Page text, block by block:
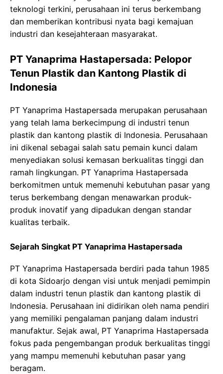
teknologi terkini, perusahaan ini terus berkembang
dan memberikan kontribusi nyata bagi kemajuan
industri dan kesejahteraan masyarakat.
PT Yanaprima Hastapersada: Pelopor
Tenun Plastik dan Kantong Plastik di
Indonesia
PT Yanaprima Hastapersada merupakan perusahaan
yang telah lama berkecimpung di industri tenun
plastik dan kantong plastik di Indonesia. Perusahaan
ini dikenal sebagai salah satu pemain kunci dalam
menyediakan solusi kemasan berkualitas tinggi dan
ramah lingkungan. PT Yanaprima Hastapersada
berkomitmen untuk memenuhi kebutuhan pasar yang
terus berkembang dengan menawarkan produk-
produk inovatif yang dipadukan dengan standar
kualitas terbaik.
Sejarah Singkat PT Yanaprima Hastapersada
PT Yanaprima Hastapersada berdiri pada tahun 1985
di kota Sidoarjo dengan visi untuk menjadi pemimpin
dalam industri tenun plastik dan kantong plastik di
Indonesia. Perusahaan ini didirikan oleh nama pendiri
yang memiliki pengalaman panjang dalam industri
manufaktur. Sejak awal, PT Yanaprima Hastapersada
fokus pada pengembangan produk berkualitas tinggi
yang mampu memenuhi kebutuhan pasar yang
beragam.